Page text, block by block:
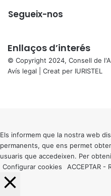
Segueix-nos
Enllaços d’interés
© Copyright 2024, Consell de
Avís legal | Creat per IURISTEL
button
Els informem que la nostra web
permanents, que ens permet
usuaris que accedeixen. Per
Configurar cookies
ACCEPTAR -